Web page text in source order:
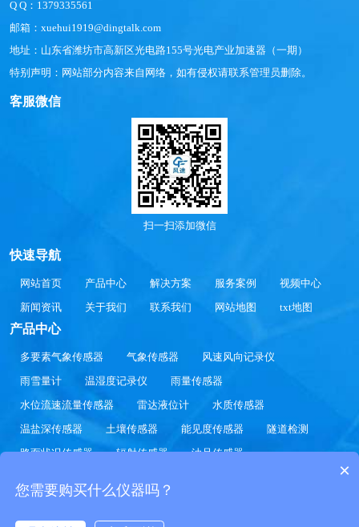
Q Q：1379335561
邮箱：xuehui1919@dingtalk.com
地址：山东省潍坊市高新区光电路155号光电产业加速器（一期）
特别声明：网站部分内容来自网络，如有侵权请联系管理员删除。
客服微信
扫一扫添加微信
快速导航
网站首页 产品中心 解决方案 服务案例
视频中心
新闻资讯
关于我们 联系我们 网站地图 txt地图
产品中心
多要素气象传感器 气象传感器
风速风向记录仪
雨雪量计
温湿度记录仪
雨量传感器
水位流速流量传感器
雷达液位计
水质传感器
温盐深传感器
土壤传感器 能见度传感器
隧道检测
路面状况传感器
辐射传感器 油品传感器
山东风途物联网科技有限公司提供多要素气象传感器
Copyright 2020-2030 山东风途物联网科技有限公司 版权所有
×
您需要购买什么仪器吗？